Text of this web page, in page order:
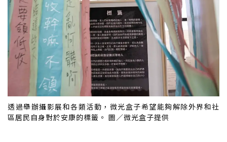
透過舉辦攝影展和各類活動，微光盒子希望能夠解除外界和社
區居民自身對於安康的標籤。 圖／微光盒子提供